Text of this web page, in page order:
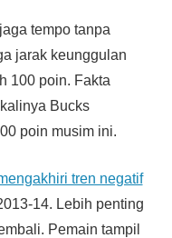
tempo tanpa
jarak keunggulan
100 poin. Fakta
Bucks
poin musim ini.
tren negatif
14. Lebih penting
Pemain tampil